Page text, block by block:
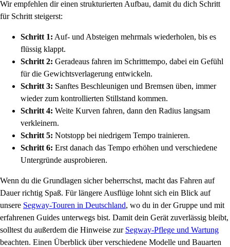
Wir empfehlen dir einen strukturierten Aufbau, damit du dich Schritt
für Schritt steigerst:
Schritt 1: Auf- und Absteigen mehrmals wiederholen, bis es
flüssig klappt.
Schritt 2: Geradeaus fahren im Schritttempo, dabei ein Gefühl
für die Gewichtsverlagerung entwickeln.
Schritt 3: Sanftes Beschleunigen und Bremsen üben, immer
wieder zum kontrollierten Stillstand kommen.
Schritt 4: Weite Kurven fahren, dann den Radius langsam
verkleinern.
Schritt 5: Notstopp bei niedrigem Tempo trainieren.
Schritt 6: Erst danach das Tempo erhöhen und verschiedene
Untergründe ausprobieren.
Wenn du die Grundlagen sicher beherrschst, macht das Fahren auf
Dauer richtig Spaß. Für längere Ausflüge lohnt sich ein Blick auf
unsere Segway-Touren in Deutschland, wo du in der Gruppe und mit
erfahrenen Guides unterwegs bist. Damit dein Gerät zuverlässig bleibt,
solltest du außerdem die Hinweise zur Segway-Pflege und Wartung
beachten. Einen Überblick über verschiedene Modelle und Bauarten